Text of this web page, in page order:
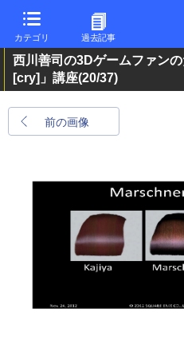
カテゴリ 過去記事
西川善司の3Dゲームファン
[cry]」講座(20/37)
前の画像